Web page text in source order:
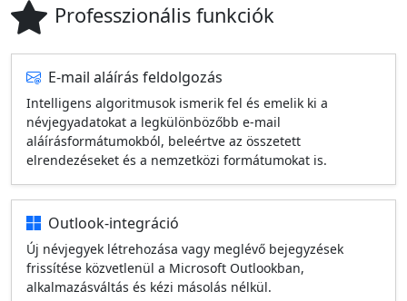
Professzionális funkciók
E-mail aláírás feldolgozás
Intelligens algoritmusok ismerik fel és emelik ki a
névjegyadatokat a legkülönbözőbb e-mail
aláírásformátumokból, beleértve az összetett
elrendezéseket és a nemzetközi formátumokat is.
Outlook-integráció
Új névjegyek létrehozása vagy meglévő bejegyzések
frissítése közvetlenül a Microsoft Outlookban,
alkalmazásváltás és kézi másolás nélkül.